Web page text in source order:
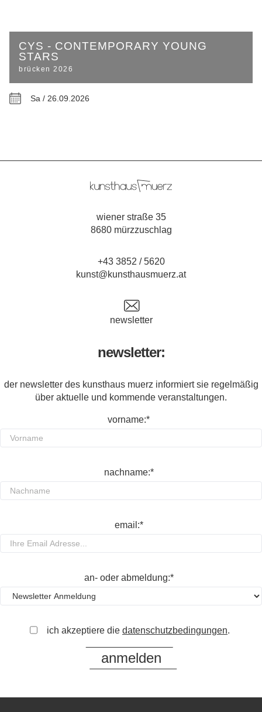
CYS - CONTEMPORARY YOUNG
STARS
brücken 2026
Sa / 26.09.2026
wiener straße 35
8680 mürzzuschlag
+43 3852 / 5620
kunst@kunsthausmuerz.at
newsletter
newsletter:
der newsletter des kunsthaus muerz informiert sie regelmäßig
über aktuelle und kommende veranstaltungen.
vorname:*
nachname:*
email:*
an- oder abmeldung:*
ich akzeptiere die datenschutzbedingungen.